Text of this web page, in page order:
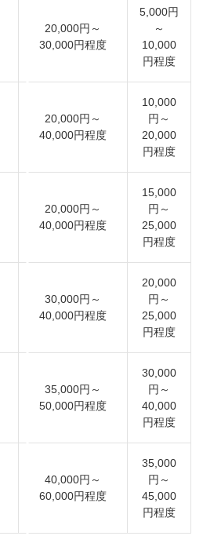
20,000円～
30,000円程度
5,000円
～
10,000
円程度
20,000円～
40,000円程度
10,000
円～
20,000
円程度
20,000円～
40,000円程度
15,000
円～
25,000
円程度
30,000円～
40,000円程度
20,000
円～
25,000
円程度
35,000円～
50,000円程度
30,000
円～
40,000
円程度
40,000円～
60,000円程度
35,000
円～
45,000
円程度